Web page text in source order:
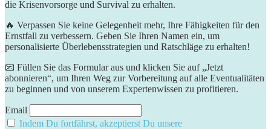
die Krisenvorsorge und Survival zu erhalten.
🔥 Verpassen Sie keine Gelegenheit mehr, Ihre Fähigkeiten für den
Ernstfall zu verbessern. Geben Sie Ihren Namen ein, um
personalisierte Überlebensstrategien und Ratschläge zu erhalten!
📧 Füllen Sie das Formular aus und klicken Sie auf „Jetzt
abonnieren“, um Ihren Weg zur Vorbereitung auf alle Eventualitäten
zu beginnen und von unserem Expertenwissen zu profitieren.
Email
Indem Du fortfährst, akzeptierst Du unsere